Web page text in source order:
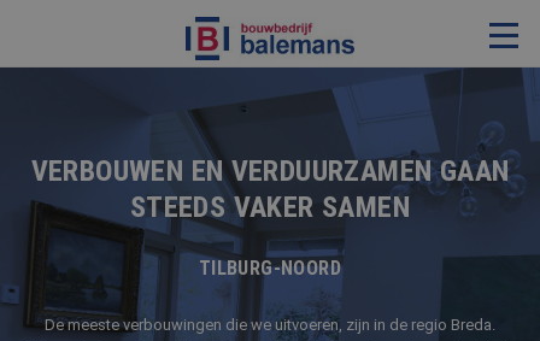
VERBOUWING & RENOVATIE
RESTAURATIE
KOZIJNEN & TIMMERWERK
KLEINERE WERKEN & ONDERHOUD
VERBOUWEN EN VERDUURZAMEN GAAN
STEEDS VAKER SAMEN
TILBURG-NOORD
De meeste verbouwingen die we uitvoeren, zijn in de regio Breda.